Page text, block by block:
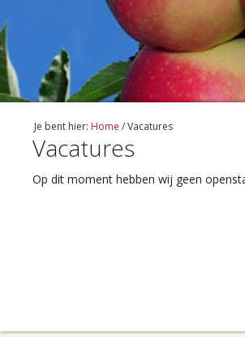
Je bent hier: Home /Vacatures
Vacatures
Op dit moment hebben wij geen